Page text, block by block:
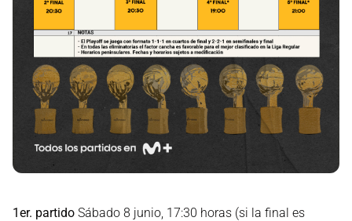
1er. partido Sábado 8 junio, 17:30 horas (si la final es